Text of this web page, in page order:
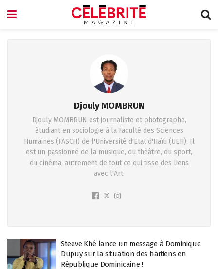
Djouly MOMBRUN
Djouly MOMBRUN est journaliste et photographe,
étudiant en sociologie à la Faculté des Sciences
Humaines (FASCH) de l'Université d'Etat d'Haïti (UEH). Il
est un passionné de la musique, du théâtre, du sport,
du cinéma, autrement de tout ce qui tisse des liens
avec l'Art.
Steeve Khé lance un message à Dominique
Dupuy sur la situation des haïtiens en
République Dominicaine !